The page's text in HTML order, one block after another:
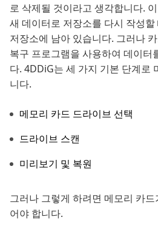
로 삭제될 것이라고 생각합니다.
새 데이터로 저장소를 다시 작성
저장소에 남아 있습니다. 그러나
복구 프로그램을 사용하여 데이터
다. 4DDiG는 세 가지 기본 단계로
니다.
메모리 카드 드라이브 선택
드라이브 스캔
미리보기 및 복원
그러나 그렇게 하려면 메모리 카
어야 합니다.